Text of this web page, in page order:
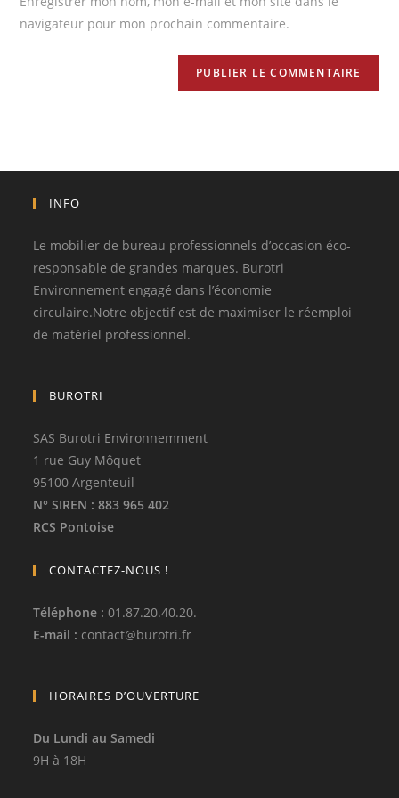
navigateur pour mon prochain commentaire.
INFO
Le mobilier de bureau professionnels d’occasion éco-
responsable de grandes marques. Burotri
Environnement engagé dans l’économie
circulaire.Notre objectif est de maximiser le réemploi
de matériel professionnel.
BUROTRI
SAS Burotri Environnemment
1 rue Guy Môquet
95100 Argenteuil
N° SIREN : 883 965 402
RCS Pontoise
CONTACTEZ-NOUS !
Téléphone :01.87.20.40.20.
E-mail : contact@burotri.fr
HORAIRES D’OUVERTURE
Du Lundi au Samedi
9H à 18H